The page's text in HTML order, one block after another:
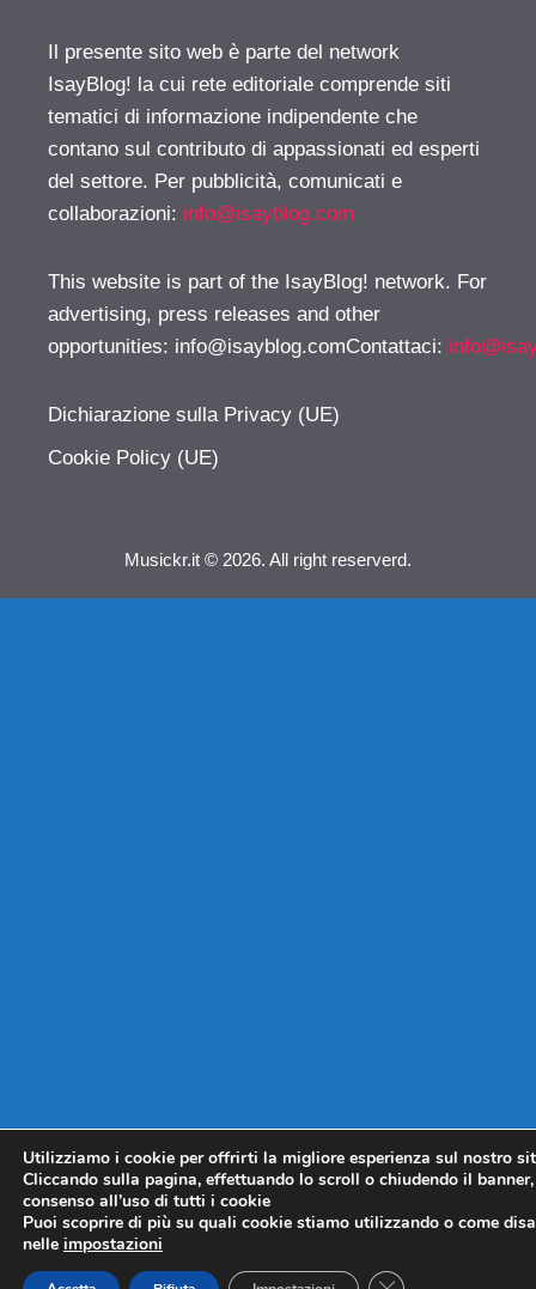
Il presente sito web è parte del network
IsayBlog! la cui rete editoriale comprende siti
tematici di informazione indipendente che
contano sul contributo di appassionati ed esperti
del settore. Per pubblicità, comunicati e
collaborazioni: info@isayblog.com
This website is part of the IsayBlog! network. For
advertising, press releases and other
opportunities: info@isayblog.comContattaci:
Dichiarazione sulla Privacy (UE)
Cookie Policy (UE)
Musickr.it © 2026. All right reserverd.
Utilizziamo i cookie per offrirti la migliore esperienza sul nostro
Cliccando sulla pagina, effettuando lo scroll o chiudendo il
consenso all’uso di tutti i cookie
Puoi scoprire di più su quali cookie stiamo utilizzando o come
nelle impostazioni
CLOSE GDPR